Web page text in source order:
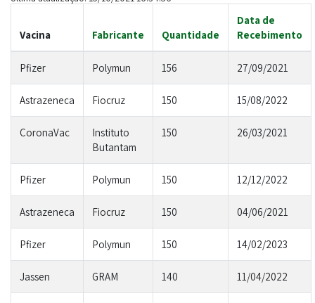
Vacina Fabricante Quantidade
Data de
Recebimento
Pfizer Polymun 156 27/09/2021
Astrazeneca Fiocruz 150 15/08/2022
CoronaVac
Instituto
Butantam
150 26/03/2021
Pfizer Polymun 150 12/12/2022
Astrazeneca Fiocruz 150 04/06/2021
Pfizer Polymun 150 14/02/2023
Jassen GRAM 140 11/04/2022